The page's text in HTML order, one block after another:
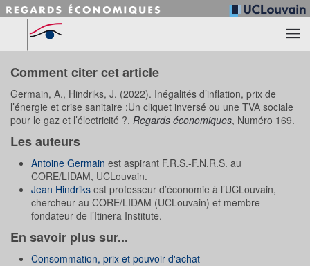
Accéder au contenu principal
Comment citer cet article
Germain, A., Hindriks, J. (2022). Inégalités d’inflation, prix de
l’énergie et crise sanitaire :Un cliquet inversé ou une TVA sociale
pour le gaz et l’électricité ?, Regards économiques, Numéro 169.
Les auteurs
Antoine Germain est aspirant F.R.S.-F.N.R.S. au
CORE/LIDAM, UCLouvain.
Jean Hindriks est professeur d’économie à l’UCLouvain,
chercheur au CORE/LIDAM (UCLouvain) et membre
fondateur de l’Itinera Institute.
En savoir plus sur...
Consommation, prix et pouvoir d'achat